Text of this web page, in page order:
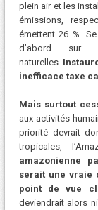
plein air et les
émissions,
émettent 26 %.
d’abord sur
naturelles.
inefficace taxe
Mais surtout
aux activités
priorité devrait
tropicales,
amazonienne
serait une vraie
point de vue
deviendrait alors